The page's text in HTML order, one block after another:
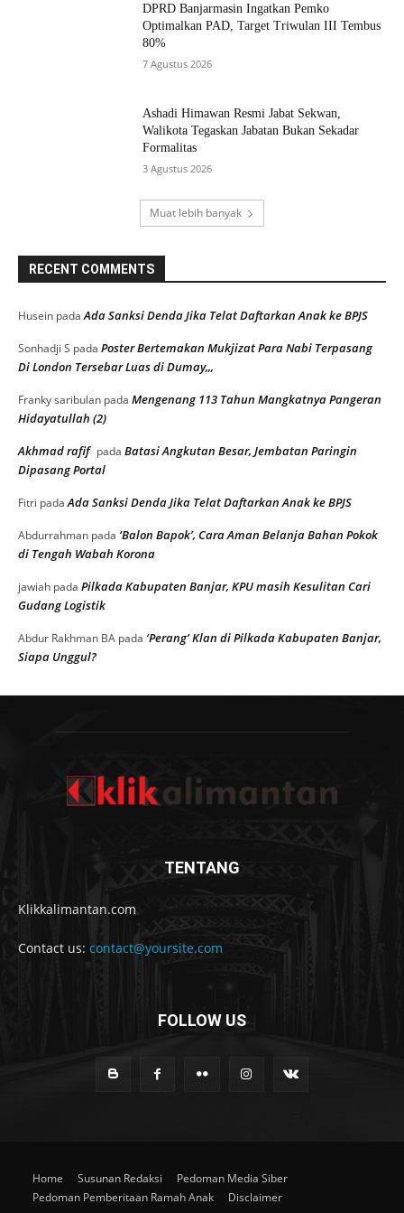
DPRD Banjarmasin Ingatkan Pemko
Optimalkan PAD, Target Triwulan III Tembus
80%
7 Agustus 2026
Ashadi Himawan Resmi Jabat Sekwan,
Walikota Tegaskan Jabatan Bukan Sekadar
Formalitas
3 Agustus 2026
Muat lebih banyak
RECENT COMMENTS
Husein padaAda Sanksi Denda Jika Telat Daftarkan Anak ke BPJS
Sonhadji S pada Poster Bertemakan Mukjizat Para Nabi Terpasang
Di London Tersebar Luas di Dumay,,,
Franky saribulan pada Mengenang 113 Tahun Mangkatnya Pangeran
Hidayatullah (2)
Akhmad rafif pada Batasi Angkutan Besar, Jembatan Paringin
Dipasang Portal
Fitri padaAda Sanksi Denda Jika Telat Daftarkan Anak ke BPJS
Abdurrahman pada ‘Balon Bapok’, Cara Aman Belanja Bahan Pokok
di Tengah Wabah Korona
jawiah pada Pilkada Kabupaten Banjar, KPU masih Kesulitan Cari
Gudang Logistik
Abdur Rakhman BA pada ‘Perang’ Klan di Pilkada Kabupaten Banjar,
Siapa Unggul?
TENTANG
Klikkalimantan.com
Contact us: contact@yoursite.com
FOLLOW US
Home Susunan Redaksi
Pedoman Media Siber
Pedoman Pemberitaan Ramah Anak
Disclaimer